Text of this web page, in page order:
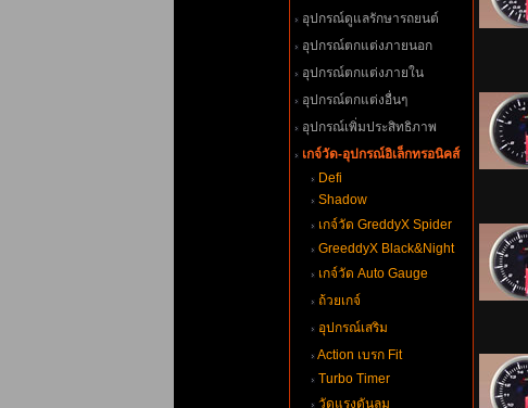
อุปกรณ์ดูแลรักษารถยนต์
อุปกรณ์ตกแต่งภายนอก
อุปกรณ์ตกแต่งภายใน
อุปกรณ์ตกแต่งอื่นๆ
อุปกรณ์เพิ่มประสิทธิภาพ
เกจ์วัด-อุปกรณ์อิเล็กทรอนิคส์
Defi
Shadow
เกจ์วัด GreddyX Spider
GreeddyX Black&Night
เกจ์วัด Auto Gauge
ถ้วยเกจ์
อุปกรณ์เสริม
Action เบรก Fit
Turbo Timer
วัดแรงดันลม